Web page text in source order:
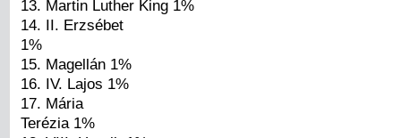
13. Martin Luther King 1%
14. II. Erzsébet
1%
15. Magellán 1%
16. IV. Lajos 1%
17. Mária
Terézia 1%